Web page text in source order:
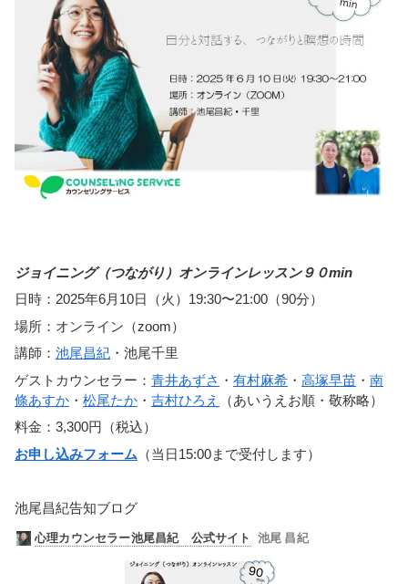
ジョイニング（つながり）オンラインレッスン９０min
日時：2025年6月10日（火）19:30〜21:00（90分）
場所：オンライン（zoom）
講師： 池尾昌紀 ・池尾千里
ゲストカウンセラー： 青井あずさ ・ 有村麻希 ・ 高塚早苗 ・ 南
條あすか ・ 松尾たか ・ 吉村ひろえ
（あいうえお順・敬称略）
料金：3,300円（税込）
お申し込みフォーム （当日15:00まで受付します）
池尾昌紀告知ブログ